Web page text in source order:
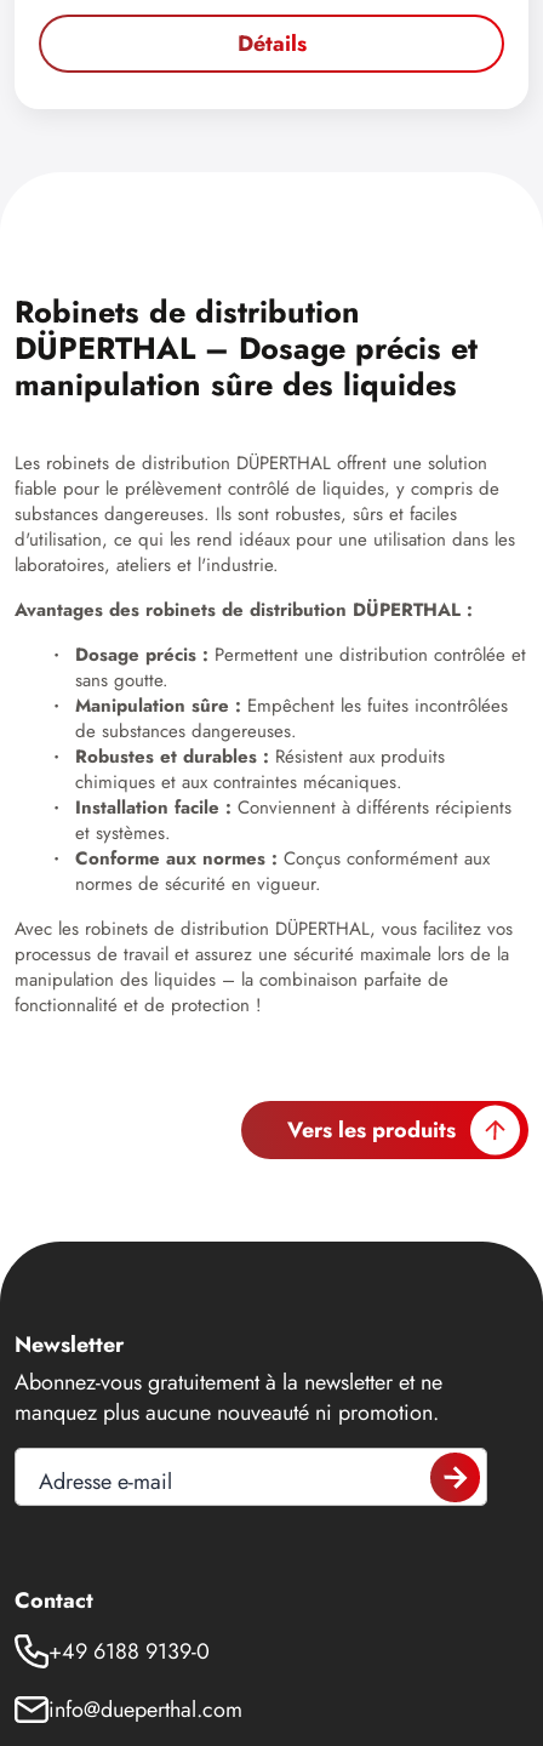
Détails
Robinets de distribution
DÜPERTHAL – Dosage précis et
manipulation sûre des liquides
Les robinets de distribution DÜPERTHAL offrent une solution
fiable pour le prélèvement contrôlé de liquides, y compris de
substances dangereuses. Ils sont robustes, sûrs et faciles
d'utilisation, ce qui les rend idéaux pour une utilisation dans les
laboratoires, ateliers et l'industrie.
Avantages des robinets de distribution DÜPERTHAL :
Dosage précis : Permettent une distribution contrôlée et
sans goutte.
Manipulation sûre : Empêchent les fuites incontrôlées
de substances dangereuses.
Robustes et durables : Résistent aux produits
chimiques et aux contraintes mécaniques.
Installation facile : Conviennent à différents récipients
et systèmes.
Conforme aux normes : Conçus conformément aux
normes de sécurité en vigueur.
Avec les robinets de distribution DÜPERTHAL, vous facilitez vos
processus de travail et assurez une sécurité maximale lors de la
manipulation des liquides – la combinaison parfaite de
fonctionnalité et de protection !
Vers les produits
Newsletter
Abonnez-vous gratuitement à la newsletter et ne
manquez plus aucune nouveauté ni promotion.
Adresse e-mail
Contact
+49 6188 9139-0
info@dueperthal.com